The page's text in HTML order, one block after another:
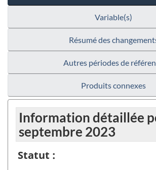
Variable(s)
Résumé des
Autres périodes de
Produits connexes
Information détaillée
septembre 2023
Statut :